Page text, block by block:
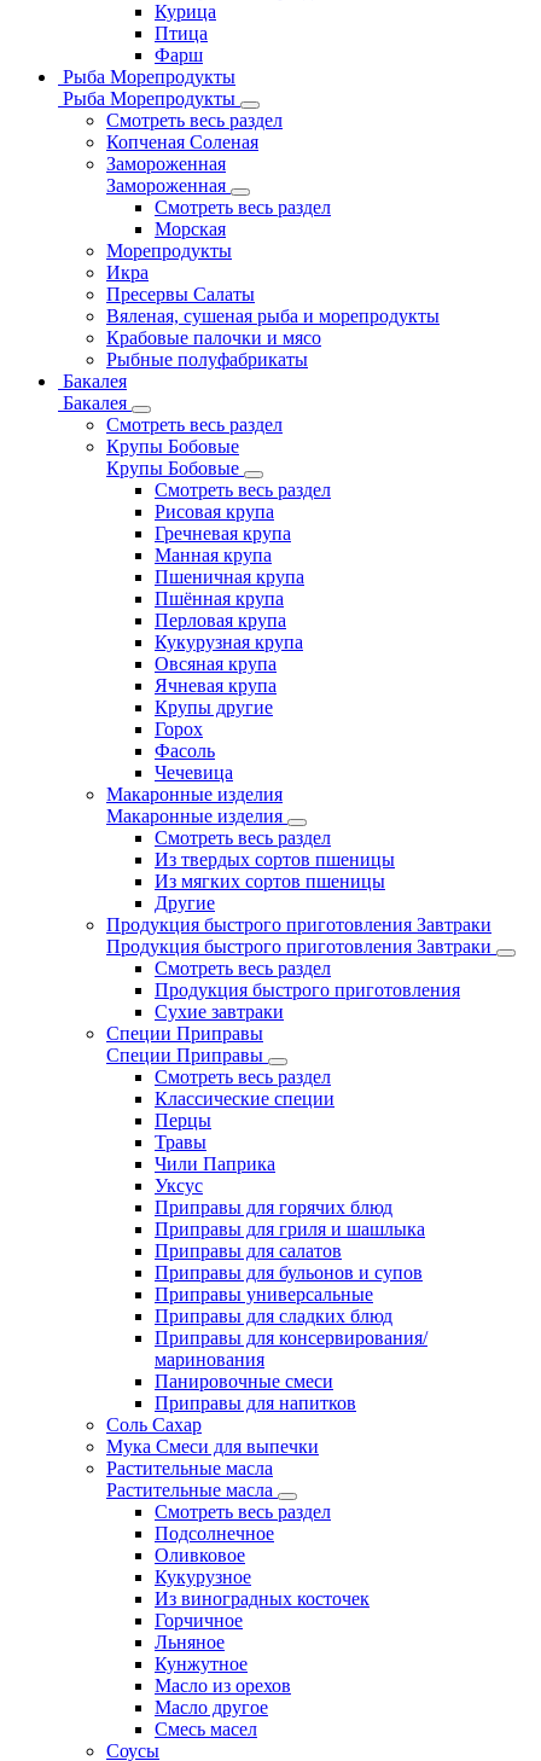
Курица
Птица
Фарш
Рыба Морепродукты
Рыба Морепродукты
Смотреть весь раздел
Копченая Соленая
Замороженная
Замороженная
Смотреть весь раздел
Морская
Морепродукты
Икра
Пресервы Салаты
Вяленая, сушеная рыба и морепродукты
Крабовые палочки и мясо
Рыбные полуфабрикаты
Бакалея
Бакалея
Смотреть весь раздел
Крупы Бобовые
Крупы Бобовые
Смотреть весь раздел
Рисовая крупа
Гречневая крупа
Манная крупа
Пшеничная крупа
Пшённая крупа
Перловая крупа
Кукурузная крупа
Овсяная крупа
Ячневая крупа
Крупы другие
Горох
Фасоль
Чечевица
Макаронные изделия
Макаронные изделия
Смотреть весь раздел
Из твердых сортов пшеницы
Из мягких сортов пшеницы
Другие
Продукция быстрого приготовления Завтраки
Продукция быстрого приготовления Завтраки
Смотреть весь раздел
Продукция быстрого приготовления
Сухие завтраки
Специи Приправы
Специи Приправы
Смотреть весь раздел
Классические специи
Перцы
Травы
Чили Паприка
Уксус
Приправы для горячих блюд
Приправы для гриля и шашлыка
Приправы для салатов
Приправы для бульонов и супов
Приправы универсальные
Приправы для сладких блюд
Приправы для консервирования/
маринования
Панировочные смеси
Приправы для напитков
Соль Сахар
Мука Смеси для выпечки
Растительные масла
Растительные масла
Смотреть весь раздел
Подсолнечное
Оливковое
Кукурузное
Из виноградных косточек
Горчичное
Льняное
Кунжутное
Масло из орехов
Масло другое
Смесь масел
Соусы